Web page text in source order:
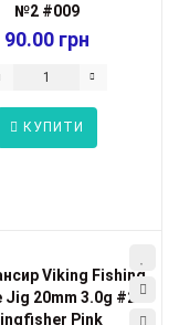
№2 #009
90.00 грн
КУПИТИ